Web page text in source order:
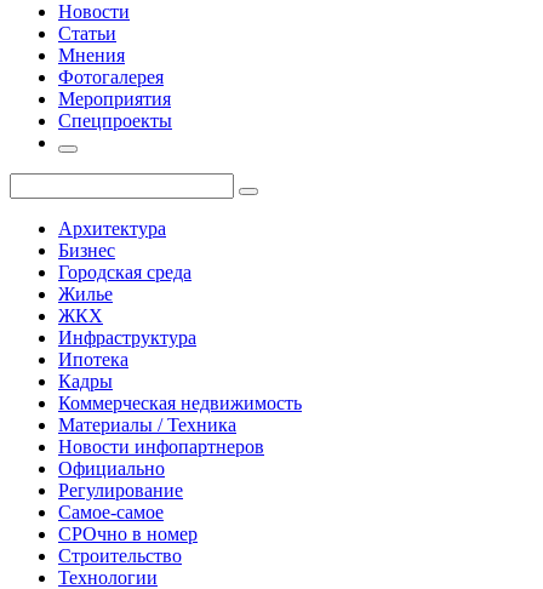
Новости
Статьи
Мнения
Фотогалерея
Мероприятия
Спецпроекты
Архитектура
Бизнес
Городская среда
Жилье
ЖКХ
Инфраструктура
Ипотека
Кадры
Коммерческая недвижимость
Материалы / Техника
Новости инфопартнеров
Официально
Регулирование
Самое-самое
СРОчно в номер
Строительство
Технологии